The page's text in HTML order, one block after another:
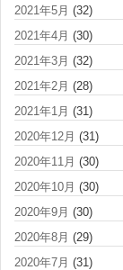
2021年5月 (32)
2021年4月 (30)
2021年3月 (32)
2021年2月 (28)
2021年1月 (31)
2020年12月 (31)
2020年11月 (30)
2020年10月 (30)
2020年9月 (30)
2020年8月 (29)
2020年7月 (31)